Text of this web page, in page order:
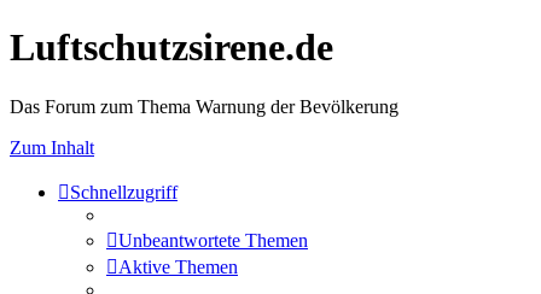
Luftschutzsirene.de
Das Forum zum Thema Warnung der Bevölkerung
Zum Inhalt
Schnellzugriff
Unbeantwortete Themen
Aktive Themen